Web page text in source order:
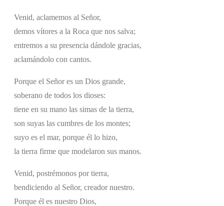
Venid, aclamemos al Señor,
demos vítores a la Roca que nos salva;
entremos a su presencia dándole gracias,
aclamándolo con cantos.
Porque el Señor es un Dios grande,
soberano de todos los dioses:
tiene en su mano las simas de la tierra,
son suyas las cumbres de los montes;
suyo es el mar, porque él lo hizo,
la tierra firme que modelaron sus manos.
Venid, postrémonos por tierra,
bendiciendo al Señor, creador nuestro.
Porque él es nuestro Dios,